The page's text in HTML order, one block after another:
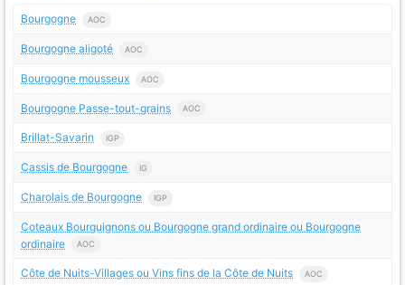
Bourgogne AOC
Bourgogne aligoté AOC
Bourgogne mousseux AOC
Bourgogne Passe-tout-grains AOC
Brillat-Savarin IGP
Cassis de Bourgogne IG
Charolais de Bourgogne IGP
Coteaux Bourguignons ou Bourgogne grand ordinaire ou Bourgogne
ordinaire
AOC
Côte de Nuits-Villages ou Vins fins de la Côte de Nuits AOC